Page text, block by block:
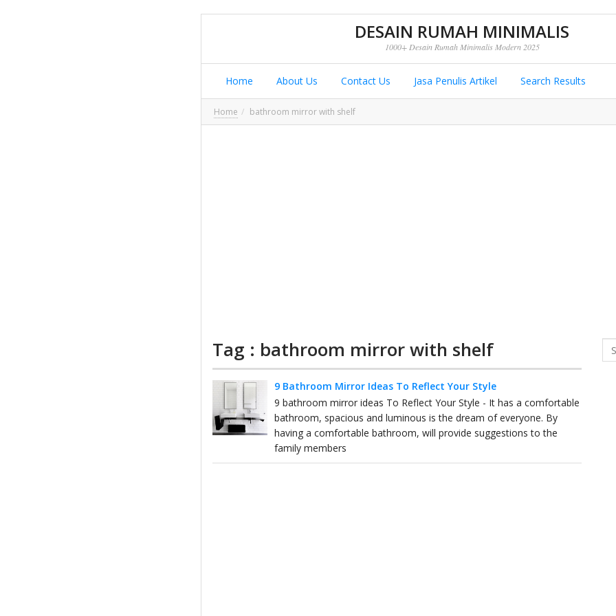
DESAIN RUMAH MINIMALIS
1000+ Desain Rumah Minimalis Modern 2025
Home About Us Contact Us Jasa Penulis Artikel Search Results
Home bathroom mirror with shelf
Tag : bathroom mirror with shelf
9 Bathroom Mirror Ideas To Reflect Your Style
9 bathroom mirror ideas To Reflect Your Style - It has a comfortable
bathroom, spacious and luminous is the dream of everyone. By
having a comfortable bathroom, will provide suggestions to the
family members